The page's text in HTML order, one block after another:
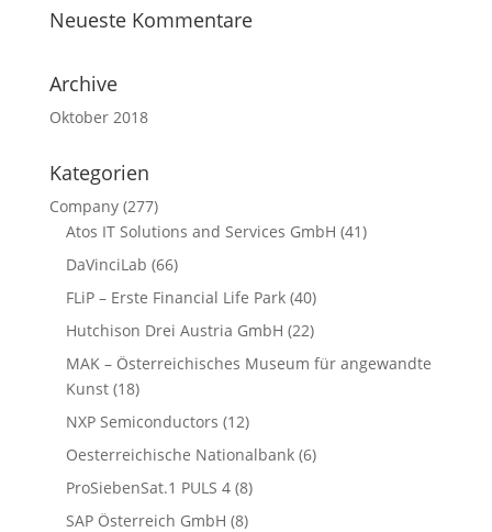
Neueste Kommentare
Archive
Oktober 2018
Kategorien
Company(277)
Atos IT Solutions and Services GmbH (41)
DaVinciLab (66)
FLiP – Erste Financial Life Park(40)
Hutchison Drei Austria GmbH (22)
MAK – Österreichisches Museum für angewandte
Kunst(18)
NXP Semiconductors (12)
Oesterreichische Nationalbank(6)
ProSiebenSat.1 PULS 4(8)
SAP Österreich GmbH (8)